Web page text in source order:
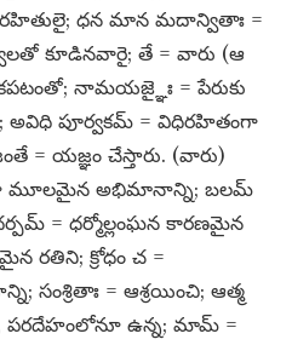
ధన మాన మదాన్వితాః =
కూడినవారై; తే = వారు (ఆ
కపటంతో; నామయజ్ఞైః = పేరుకు
పూర్వకమ్​ = విధిరహితంగా
= యజ్ఞం చేస్తారు. (వారు)
మూలమైన అభిమానాన్ని; బలమ్​
= ధర్మోల్లంఘన కారణమైన
రతిని; క్రోధం చ =
సంశ్రితాః = ఆశ్రయించి; ఆత్మ
పరదేహంలోనూ ఉన్న; మామ్​ =